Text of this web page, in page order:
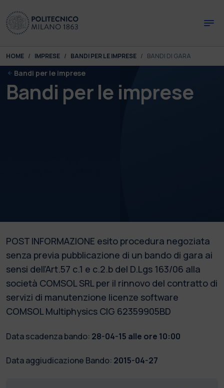
You are here:
HOME IMPRESE BANDI PER LE IMPRESE BANDI DI GARA
Bandi per le imprese
Bandi per le imprese
POST INFORMAZIONE esito procedura negoziata
senza previa pubblicazione di un bando di gara ai
sensi dell’Art.57 c.1 e c.2.b del D.Lgs 163/06 alla
società COMSOL SRL per il rinnovo del contratto di
servizi di manutenzione licenze software
COMSOL Multiphysics CIG 62359905BD
Data scadenza bando: 28-04-15 alle ore 10:00
Data aggiudicazione Bando: 2015-04-27